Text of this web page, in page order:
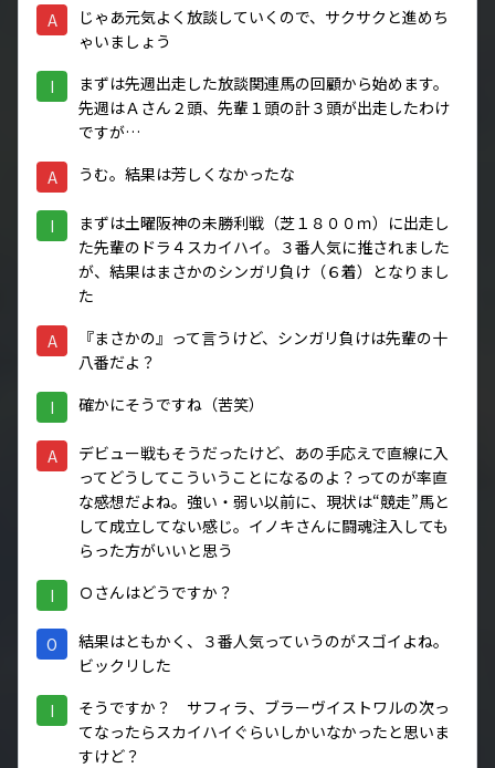
A
じゃあ元気よく放談していくので、サクサクと進めち
ゃいましょう
I
まずは先週出走した放談関連馬の回顧から始めます。
先週はＡさん２頭、先輩１頭の計３頭が出走したわけ
ですが…
A うむ。結果は芳しくなかったな
I
まずは土曜阪神の未勝利戦（芝１８００ｍ）に出走し
た先輩のドラ４スカイハイ。３番人気に推されました
が、結果はまさかのシンガリ負け（６着）となりまし
た
A
『まさかの』って言うけど、シンガリ負けは先輩の十
八番だよ？
I 確かにそうですね（苦笑）
A
デビュー戦もそうだったけど、あの手応えで直線に入
ってどうしてこういうことになるのよ？ってのが率直
な感想だよね。強い・弱い以前に、現状は“競走”馬と
して成立してない感じ。イノキさんに闘魂注入しても
らった方がいいと思う
I Ｏさんはどうですか？
O
結果はともかく、３番人気っていうのがスゴイよね。
ビックリした
I
そうですか？ サフィラ、ブラーヴイストワルの次っ
てなったらスカイハイぐらいしかいなかったと思いま
すけど？